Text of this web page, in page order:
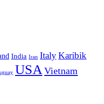
India Iran ItalyKaribik
USAVietnam